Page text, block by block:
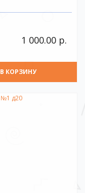
1 000.00 р.
В КОРЗИНУ